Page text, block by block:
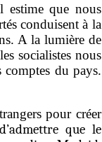
estime que nous
conduisent à la
A la lumière de
socialistes nous
comptes du pays.
pour créer
que le